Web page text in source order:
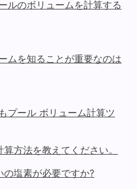
ルのボリュームを計算する
ムを知ることが重要なのは
プール ボリューム計算ツ
方法を教えてください。
の塩素が必要ですか?